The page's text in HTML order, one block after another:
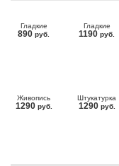
Гладкие
890 руб.
Гладкие
1190 руб.
Живопись
1290 руб.
Штукатурка
1290 руб.